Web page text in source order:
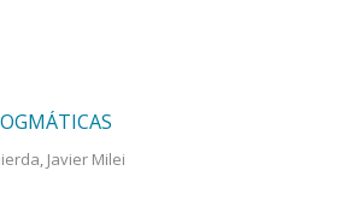
, Javier Milei